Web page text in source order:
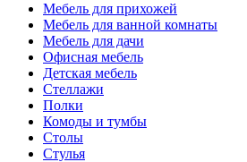
Мебель для прихожей
Мебель для ванной комнаты
Мебель для дачи
Офисная мебель
Детская мебель
Стеллажи
Полки
Комоды и тумбы
Столы
Стулья